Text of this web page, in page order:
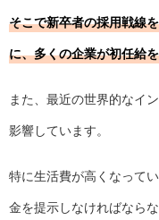
そこで新卒者の採用戦線
に、多くの企業が初任給
また、最近の世界的なイ
影響しています。
特に生活費が高くなって
金を提示しなければなら